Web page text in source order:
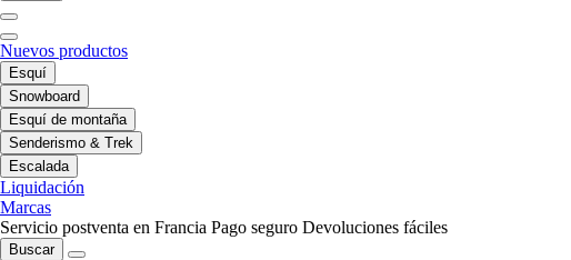
Nuevos productos
Esquí
Snowboard
Esquí de montaña
Senderismo & Trek
Escalada
Liquidación
Marcas
Servicio postventa en Francia Pago seguro Devoluciones fáciles
Buscar